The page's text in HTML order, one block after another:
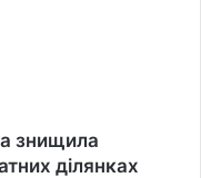
знищила
ділянках